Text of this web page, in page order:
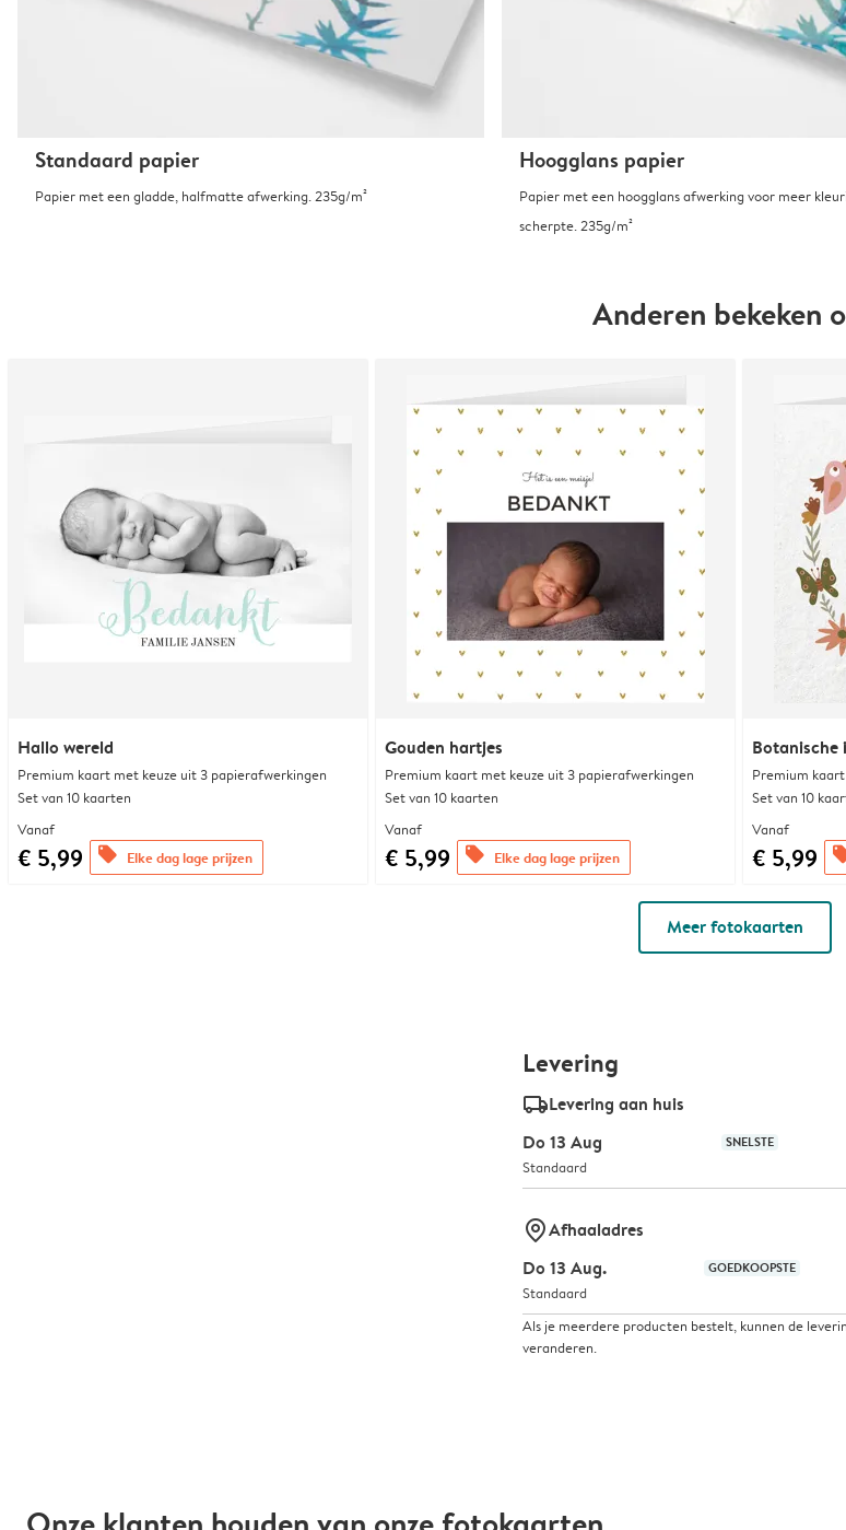
Standaard papier
Papier met een gladde, halfmatte afwerking. 235g/m²
Hoogglans papier
Papier met een hoogglans afwerking voor meer
scherpte. 235g/m²
Anderen bekeken
Hallo wereld
Premium kaart met keuze uit 3 papierafwerkingen
Set van 10 kaarten
Vanaf
€ 5,99 offers Elke dag lage prijzen
Gouden hartjes
Premium kaart met keuze uit 3 papierafwerkingen
Set van 10 kaarten
Vanaf
€ 5,99 offers Elke dag lage prijzen
Botanische
Premium
Set van 10
Vanaf
€ 5,99
Meer fotokaarten
Levering
delivery_standard_v2Levering aan huis
Do 13 Aug
SNELSTE
Standaard
marker-pinAfhaaladres
Do 13 Aug.
GOEDKOOPSTE
Standaard
Als je meerdere producten bestelt, kunnen de
veranderen.